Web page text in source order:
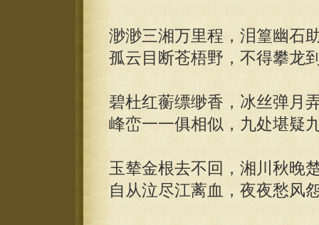
渺渺三湘万里程，泪篁幽石
孤云目断苍梧野，不得攀龙
碧杜红蘅缥缈香，冰丝弹月
峰峦一一俱相似，九处堪疑
玉辇金根去不回，湘川秋晚
自从泣尽江蓠血，夜夜愁风